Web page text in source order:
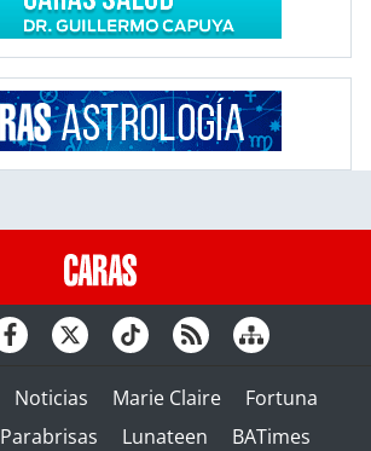
Noticias Marie Claire
Fortuna
Parabrisas Lunateen BATimes